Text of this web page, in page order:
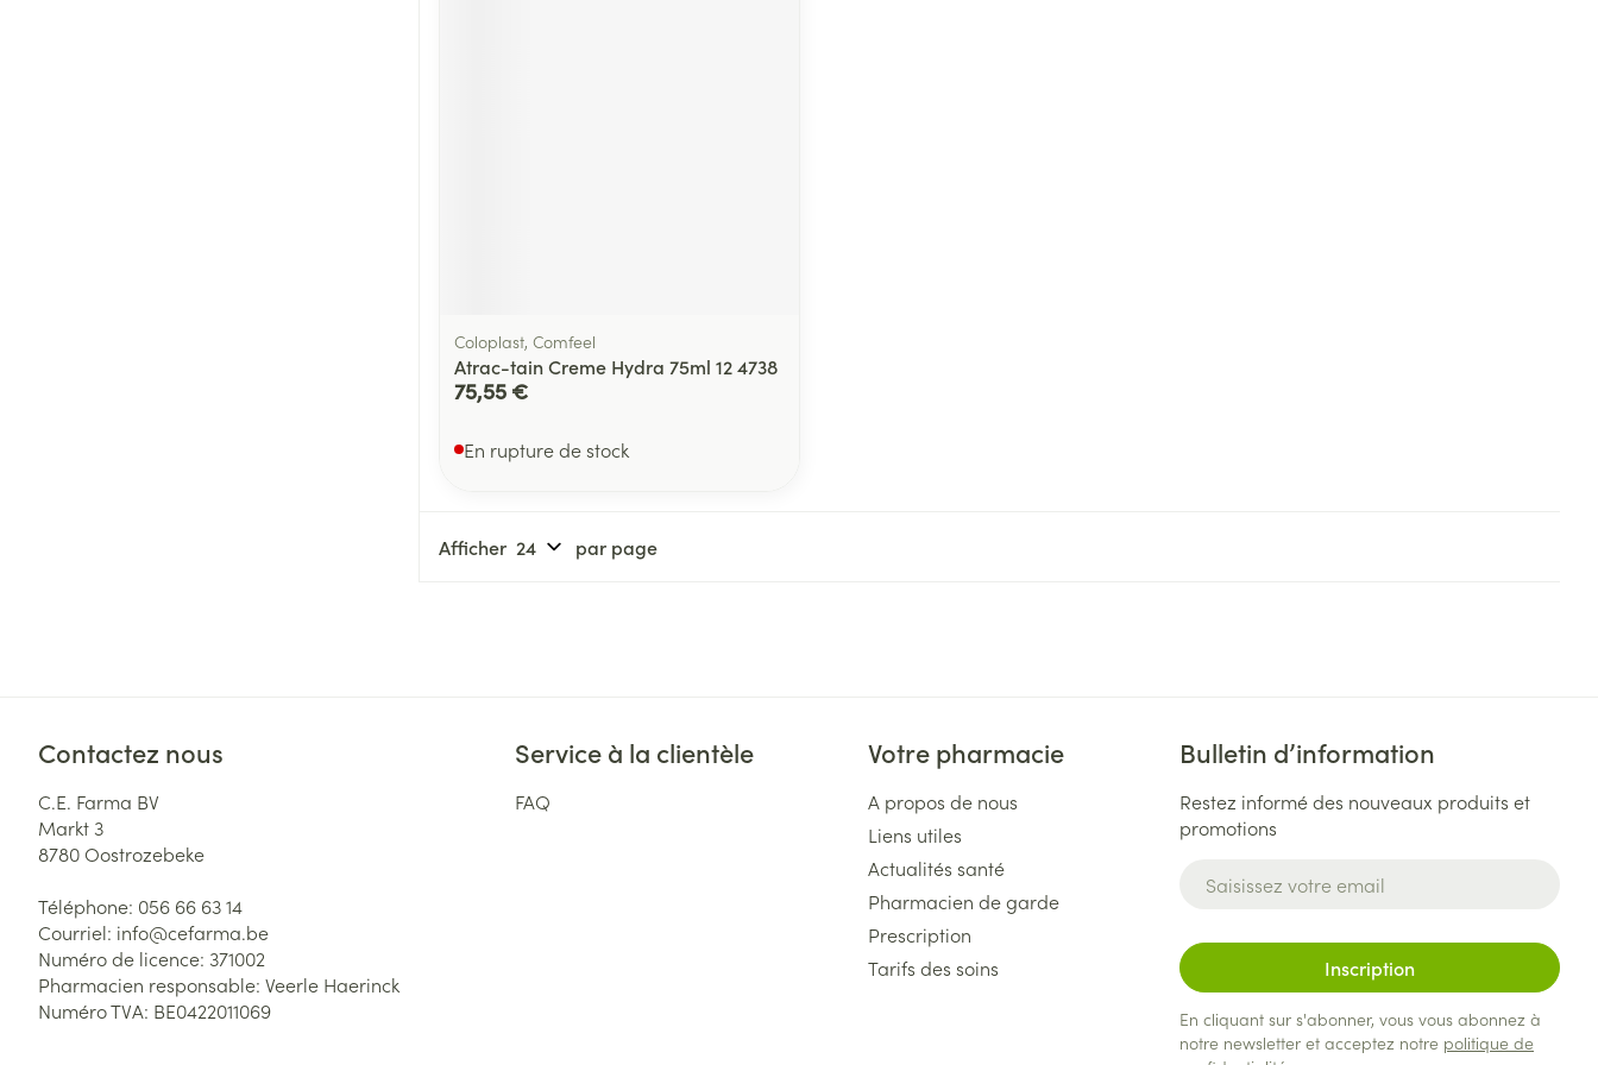
Coloplast, Comfeel
Atrac-tain Creme Hydra 75ml 12 4738
75,55 €
En rupture de stock
Afficher par page
Contactez nous
C.E. Farma BV
Markt 3
8780Oostrozebeke
Téléphone: 056 66 63 14
Courriel: info@cefarma.be
Numéro de licence: 371002
Pharmacien responsable: Veerle Haerinck
Numéro TVA: BE0422011069
Service à la clientèle
FAQ
Votre pharmacie
A propos de nous
Liens utiles
Actualités santé
Pharmacien de garde
Prescription
Tarifs des soins
Bulletin d’information
Restez informé des nouveaux produits et
promotions
Inscription
En cliquant sur s'abonner, vous vous abonnez à
notre newsletter et acceptez notre politique de